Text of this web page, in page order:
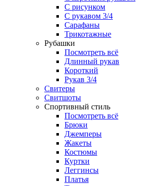
С рисунком
С рукавом 3/4
Сарафаны
Трикотажные
Рубашки
Посмотреть всё
Длинный рукав
Короткий
Рукав 3/4
Свитеры
Свитшоты
Спортивный стиль
Посмотреть всё
Брюки
Джемперы
Жакеты
Костюмы
Куртки
Леггинсы
Платья